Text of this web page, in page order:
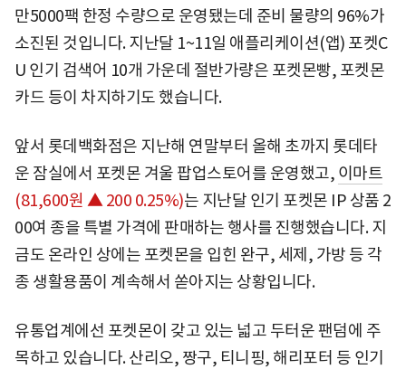
만5000팩 한정 수량으로 운영됐는데 준비 물량의 96%가
소진된 것입니다. 지난달 1~11일 애플리케이션(앱) 포켓C
U 인기 검색어 10개 가운데 절반가량은 포켓몬빵, 포켓몬
카드 등이 차지하기도 했습니다.
앞서 롯데백화점은 지난해 연말부터 올해 초까지 롯데타
운 잠실에서 포켓몬 겨울 팝업스토어를 운영했고, 이마트
(81,600원 ▲ 200 0.25%)는 지난달 인기 포켓몬 IP 상품 2
00여 종을 특별 가격에 판매하는 행사를 진행했습니다. 지
금도 온라인 상에는 포켓몬을 입힌 완구, 세제, 가방 등 각
종 생활용품이 계속해서 쏟아지는 상황입니다.
유통업계에선 포켓몬이 갖고 있는 넓고 두터운 팬덤에 주
목하고 있습니다. 산리오, 짱구, 티니핑, 해리포터 등 인기